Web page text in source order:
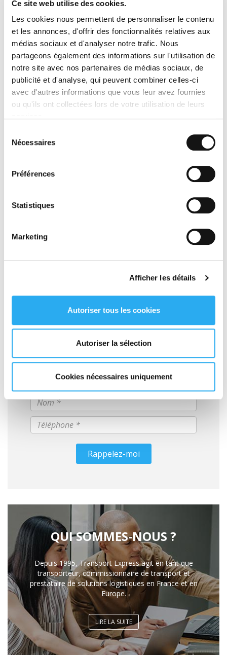
Ce site web utilise des cookies.
Les cookies nous permettent de personnaliser le contenu
et les annonces, d'offrir des fonctionnalités relatives aux
médias sociaux et d'analyser notre trafic. Nous
partageons également des informations sur l'utilisation de
notre site avec nos partenaires de médias sociaux, de
publicité et d'analyse, qui peuvent combiner celles-ci
avec d'autres informations que vous leur avez fournies
ou qu'ils ont collectées lors de votre utilisation de leurs
Nécessaires
Préférences
Statistiques
Marketing
Afficher les détails
Autoriser tous les cookies
Autoriser la sélection
Cookies nécessaires uniquement
STOCKAGE ENTREPOSAGE
5 astuces pour préparer et
emballer vos palettes
12.06.2020
tout le monde ne sait pas forcément comment placer
les différents colis qui la composent. Comme tous les
manière minutieuse pour éviter que les marchandises
ne soient endommagées. Transport Express vous
l’emballage de vos palettes se fassent dans les
meilleures conditions possibles et afin de garantir la
LIRE LA SUITE
GRATUIT
Rappelez-moi
QUI SOMMES-NOUS ?
Depuis 1995, Transport Express agit en tant que
transporteur, commissionnaire de transport et
prestataire de solutions logistiques en France et en
Europe.
LIRE LA SUITE